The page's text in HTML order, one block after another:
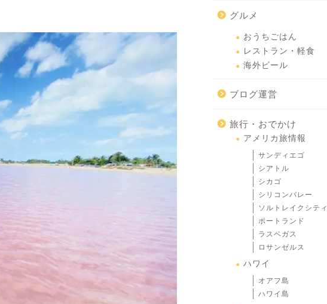
グルメ
おうちごはん
レストラン・軽食
海外ビール
ブログ運営
旅行・おでかけ
アメリカ旅情報
サンディエゴ
シアトル
シカゴ
シリコンバレー
ソルトレイクシティ
ポートランド
ラスベガス
ロサンゼルス
ハワイ
オアフ島
ハワイ島